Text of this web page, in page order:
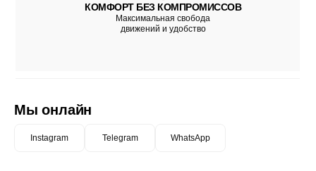
КОМФОРТ БЕЗ КОМПРОМИССОВ
Максимальная свобода
движений и удобство
Мы онлайн
Instagram Telegram WhatsApp